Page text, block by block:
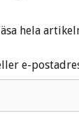
hela
e-